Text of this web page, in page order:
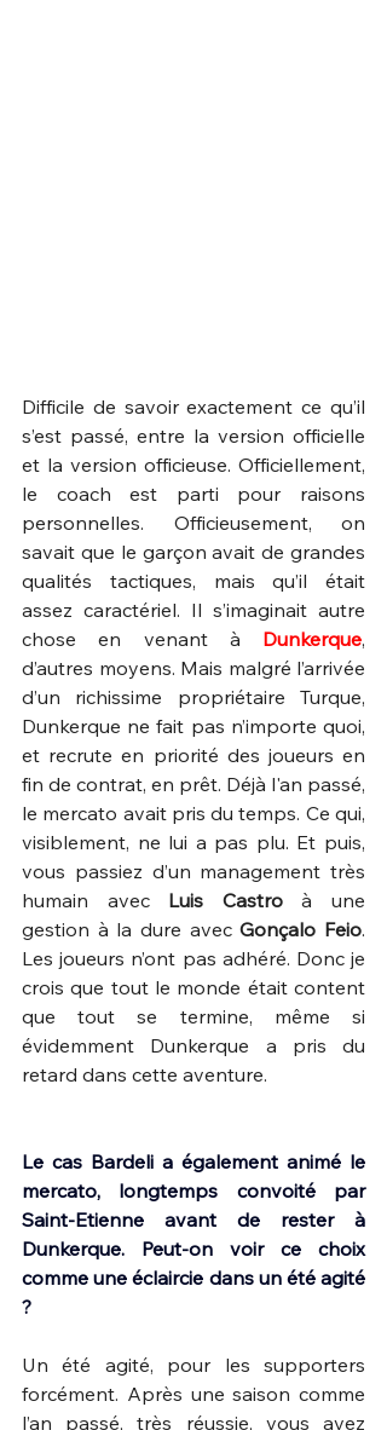
Difficile de savoir exactement ce qu’il
s’est passé, entre la version officielle
et la version officieuse. Officiellement,
le coach est parti pour raisons
personnelles. Officieusement, on
savait que le garçon avait de grandes
qualités tactiques, mais qu’il était
assez caractériel. Il s’imaginait autre
chose en venant à Dunkerque,
d’autres moyens. Mais malgré l’arrivée
d’un richissime propriétaire Turque,
Dunkerque ne fait pas n’importe quoi,
et recrute en priorité des joueurs en
fin de contrat, en prêt. Déjà l'an passé,
le mercato avait pris du temps. Ce qui,
visiblement, ne lui a pas plu. Et puis,
vous passiez d’un management très
humain avec Luis Castro à une
gestion à la dure avec Gonçalo Feio.
Les joueurs n’ont pas adhéré. Donc je
crois que tout le monde était content
que tout se termine, même si
évidemment Dunkerque a pris du
retard dans cette aventure.
Le cas Bardeli a également animé le
mercato, longtemps convoité par
Saint-Etienne avant de rester à
Dunkerque. Peut-on voir ce choix
comme une éclaircie dans un été agité
?
Un été agité, pour les supporters
forcément. Après une saison comme
l’an passé, très réussie, vous avez